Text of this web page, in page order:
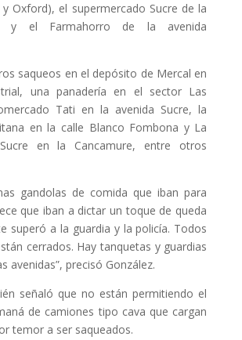
y Oxford), el supermercado Sucre de la
y el Farmahorro de la avenida
saqueos en el depósito de Mercal en
una panadería en el sector Las
Tati en la avenida Sucre, la
en la calle Blanco Fombona y La
en la Cancamure, entre otros
gandolas de comida que iban para
que iban a dictar un toque de queda
superó a la guardia y la policía. Todos
cerrados. Hay tanquetas y guardias
avenidas”, precisó González.
señaló que no están permitiendo el
de camiones tipo cava que cargan
temor a ser saqueados.